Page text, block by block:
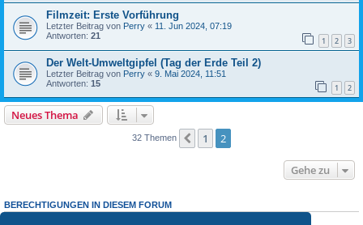
Filmzeit: Erste Vorführung
Letzter Beitrag von Perry « 11. Jun 2024, 07:19
Antworten: 21 1 2 3
Der Welt-Umweltgipfel (Tag der Erde Teil 2)
Letzter Beitrag von Perry « 9. Mai 2024, 11:51
Antworten: 15 1 2
Neues Thema
32 Themen Vorherige
1 2
Gehe zu
BERECHTIGUNGEN IN DIESEM FORUM